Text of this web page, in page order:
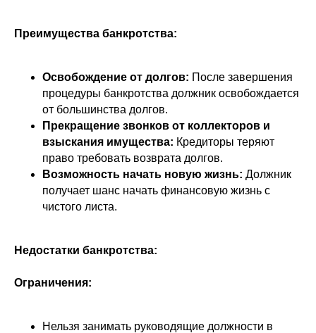
Преимущества банкротства:
Освобождение от долгов: После завершения
процедуры банкротства должник освобождается
от большинства долгов.
Прекращение звонков от коллекторов и
взыскания имущества: Кредиторы теряют
право требовать возврата долгов.
Возможность начать новую жизнь: Должник
получает шанс начать финансовую жизнь с
чистого листа.
Недостатки банкротства:
Ограничения:
Нельзя занимать руководящие должности в